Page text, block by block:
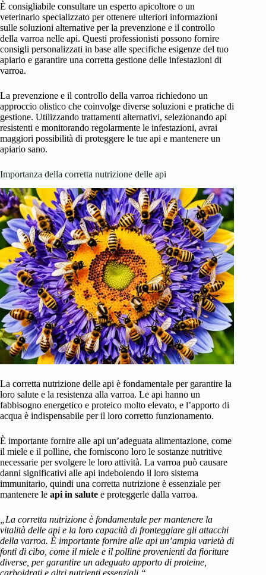
È consigliabile consultare un esperto apicoltore o un
veterinario specializzato per ottenere ulteriori informazioni
sulle soluzioni alternative per la prevenzione e il controllo
della varroa nelle api. Questi professionisti possono fornire
consigli personalizzati in base alle specifiche esigenze del tuo
apiario e garantire una corretta gestione delle infestazioni di
varroa.
La prevenzione e il controllo della varroa richiedono un
approccio olistico che coinvolge diverse soluzioni e pratiche di
gestione. Utilizzando trattamenti alternativi, selezionando api
resistenti e monitorando regolarmente le infestazioni, avrai
maggiori possibilità di proteggere le tue api e mantenere un
apiario sano.
Importanza della corretta nutrizione delle api
La corretta nutrizione delle api è fondamentale per garantire la
loro salute e la resistenza alla varroa. Le api hanno un
fabbisogno energetico e proteico molto elevato, e l’apporto di
acqua è indispensabile per il loro corretto funzionamento.
È importante fornire alle api un’adeguata alimentazione, come
il miele e il polline, che forniscono loro le sostanze nutritive
necessarie per svolgere le loro attività. La varroa può causare
danni significativi alle api indebolendo il loro sistema
immunitario, quindi una corretta nutrizione è essenziale per
mantenere le api in salute e proteggerle dalla varroa.
„La corretta nutrizione è fondamentale per mantenere la
vitalità delle api e la loro capacità di fronteggiare gli attacchi
della varroa. È importante fornire alle api un’ampia varietà di
fonti di cibo, come il miele e il polline provenienti da fioriture
diverse, per garantire un adeguato apporto di proteine,
carboidrati e altri nutrienti essenziali.“